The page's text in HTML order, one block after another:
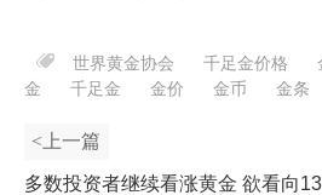
世界黄金协会 千足金价格
金
千足金 金价 金币 金条
<上一篇
多数投资者继续看涨黄金 欲看向